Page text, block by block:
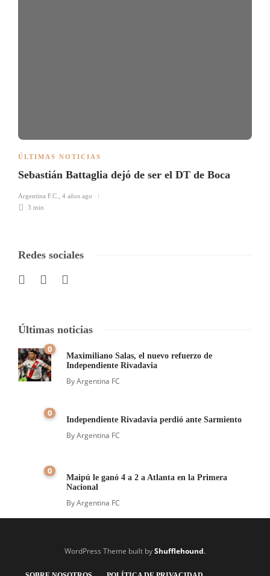
ÚLTIMAS NOTICIAS
Sebastián Battaglia dejó de ser el DT de Boca
Argentina F.C.
4 años ago
3 min
Redes sociales
Últimas noticias
0
Maximiliano Salas, el nuevo refuerzo de
Independiente Rivadavia
ByArgentina FC
0
Independiente Rivadavia perdió ante Sarmiento
ByArgentina FC
0
Maipú le ganó 4 a 2 a Atlanta en la Primera
Nacional
ByArgentina FC
WordPress Theme built byShufflehound.